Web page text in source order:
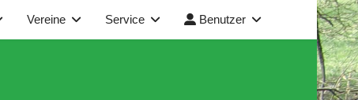
Vereine Service Benutzer